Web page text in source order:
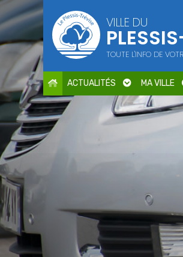
Points d'intérêt
Parcs et jardins
Services publics
Culture
Cimetière / Eglise
Petite enfance
Seniors
Sports
Centres de loisirs
Education
VILLE DU
TOUTE L'INFO DE
ACTUALITÉS MA VILLE